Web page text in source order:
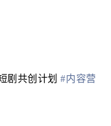
剧共创计划#内容营